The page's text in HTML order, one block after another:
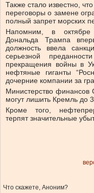
Также стало известно,
переговоры о замене
полный запрет морских
Напомним, в октябре
Дональда Трампа
должность ввела
серьезной
прекращения войны в
нефтяные гиганты
дочерние компании за
Министерство финансов
могут лишить Кремль до
Кроме того,
терпят значительные
Что скажете, Аноним?